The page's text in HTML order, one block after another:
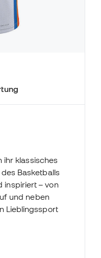
ihr klassisches
Basketballs
inspiriert – von
und neben
Lieblingssport